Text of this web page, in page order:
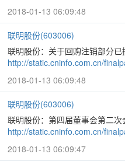
2018-01-13 06:09:48
联明股份(603006)
联明股份：关于回购注销部分
http://static.cninfo.com.cn/
2018-01-13 06:09:48
联明股份(603006)
联明股份：第四届董事会第二次
http://static.cninfo.com.cn/
2018-01-13 06:09:47